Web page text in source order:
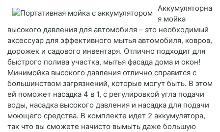
Аккумуляторна
я мойка
высокого давления для автомобиля – это необходимый
аксессуар для эффективного мытья автомобиля, ковров,
дорожек и садового инвентаря. Отлично подходит для
быстрого полива участка, мытья фасада дома и окон!
Минимойка высокого давления отлично справится с
большинством загрязнений, которые могут быть. В этом
ей поможет насадка 4 в 1, с регулировкой угла подачи
воды, насадка высокого давления и насадка для подачи
моющего средства. В комплекте идет 2 аккумулятора,
так что вы сможете начисто вымыть даже большую